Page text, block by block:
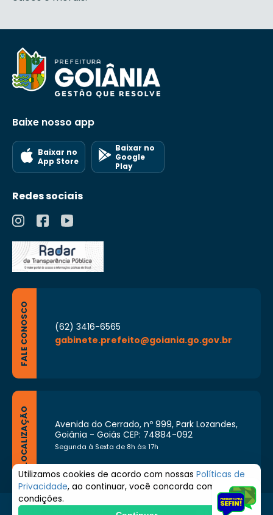
Baixe nosso app
Baixar no
App Store
Baixar no
Google
Play
Redes sociais
FALE CONOSCO
(62) 3416-6565
gabinete.prefeito@goiania.go.gov.br
LOCALIZAÇÃO
Avenida do Cerrado, nº 999, Park Lozandes,
Goiânia - Goiás CEP: 74884-092
Segunda à Sexta de 8h às 17h
© 2026 Prefeitura de Goiânia. Todos os direitos
Utilizamos cookies de acordo com nossas Políticas de
Privacidade, ao continuar, você concorda com estas
condições.